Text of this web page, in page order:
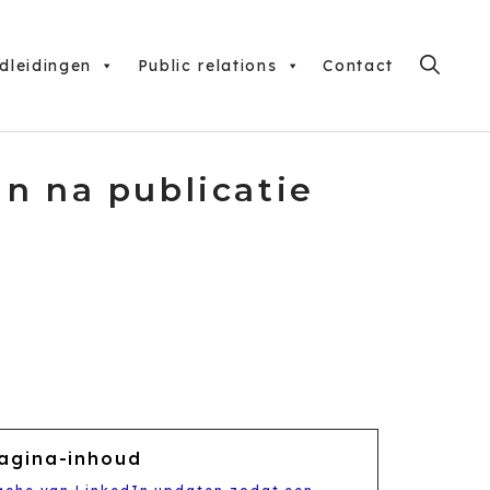
Public relations Contact
na publicatie
inhoud